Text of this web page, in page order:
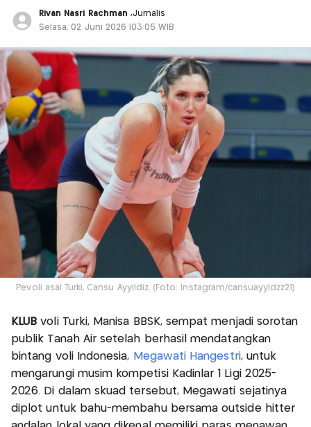
Rivan Nasri Rachman ,Jurnalis
Selasa, 02 Juni 2026 |03:05 WIB
Pevoli asal Turki, Cansu Ayyildiz. (Foto: Instagram/cansuayyldzz21)
KLUBvoli Turki, Manisa BBSK, sempat menjadi sorotan
publik Tanah Air setelah berhasil mendatangkan
bintang voli Indonesia, Megawati Hangestri, untuk
mengarungi musim kompetisi Kadinlar 1 Ligi 2025-
2026. Di dalam skuad tersebut, Megawati sejatinya
diplot untuk bahu-membahu bersama outside hitter